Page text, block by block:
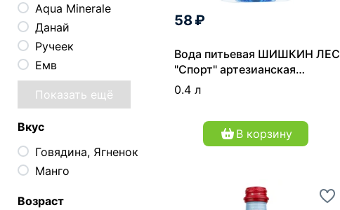
Aqua Minerale
Данай
Ручеек
Емв
Показать ещё
Вкус
Говядина, Ягненок
Манго
Возраст
58 ₽
Вода питьевая ШИШКИН ЛЕС
"Спорт" артезианская
негазированная 0.4 л
0.4 л
В корзину